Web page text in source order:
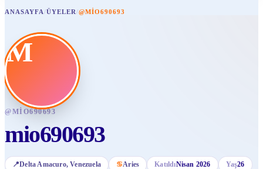
ANASAYFA/ÜYELER/@MIO690693
M
@MIO690693
mio690693
📍Delta Amacuro, Venezuela ♋Aries KatıldıNisan 2026 Yaş26